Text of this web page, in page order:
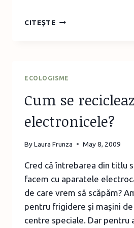
CITEȘTEDRAGOSTE
ECOLOGISME
Cum se
electronicele?
ByLaura Frunza May 8, 2009
Cred că întrebarea din titlu
facem cu aparatele
de care vrem să scăpăm?
pentru frigidere şi maşini
centre speciale. Dar pentru